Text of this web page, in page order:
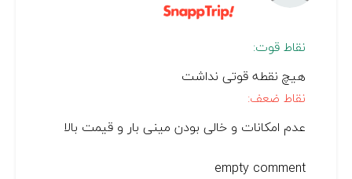
نقاط قوت:
هیچ نقطه قوتی نداشت
نقاط ضعف:
عدم امکانات و خالی بودن مینی بار و قیمت بالا
empty comment